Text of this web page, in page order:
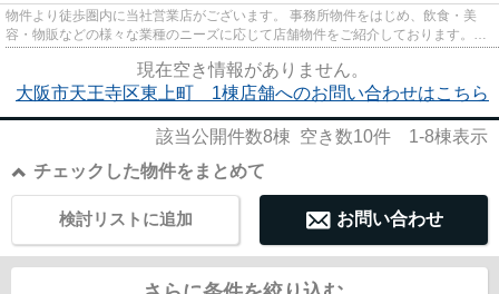
物件より徒歩圏内に当社営業店がございます。 事務所物件をはじめ、飲食・美
容・物販などの様々な業種のニーズに応じて店舗物件をご紹介しております。
尚、弊社ではおとり広告は一切...
現在空き情報がありません。
大阪市天王寺区東上町 1棟店舗へのお問い合わせはこちら
該当公開件数8棟 空き数10件 1-8棟表示
チェックした物件をまとめて
お問い合わせ
検討リストに追加